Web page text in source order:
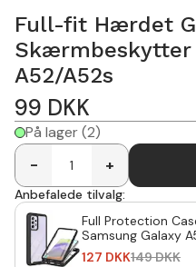
Full-fit Hærdet
Skærmbeskytter
A52/A52s
99 DKK
På lager(2)
-
+
Anbefalede tilvalg:
Full Protection
Samsung Galaxy
127 DKK149DKK